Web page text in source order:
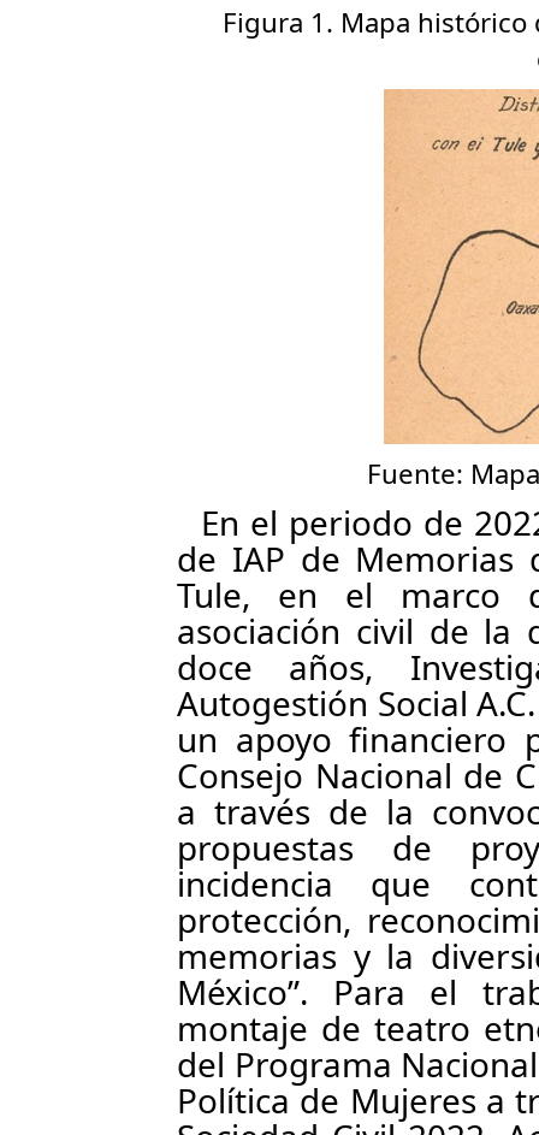
Figura 1. Mapa histórico
Fuente:
En el periodo de
de IAP de Memorias
Tule, en el marco
asociación civil de la
doce años,
Autogestión Social
un apoyo financiero
Consejo Nacional de
a través de la
propuestas de
incidencia que
protección,
memorias y la
México”. Para el
montaje de teatro
del Programa
Política de Mujeres a